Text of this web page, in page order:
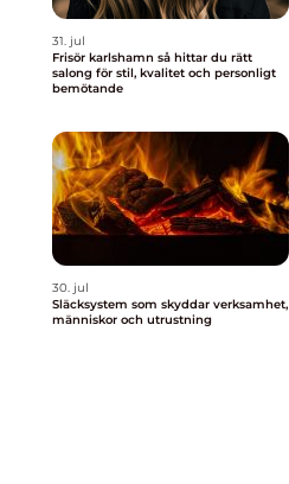
31. jul
Frisör karlshamn så hittar du rätt
salong för stil, kvalitet och personligt
bemötande
30. jul
Släcksystem som skyddar verksamhet,
människor och utrustning